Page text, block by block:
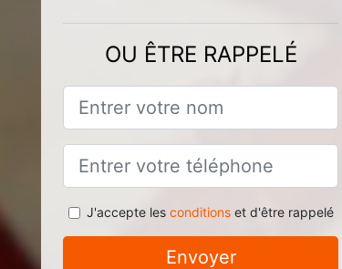
OU ÊTRE RAPPELÉ
J'accepte les conditionset d'être rappelé
Envoyer